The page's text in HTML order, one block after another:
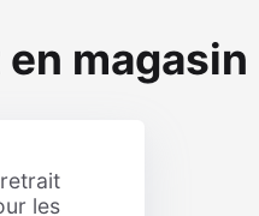
magasin
les